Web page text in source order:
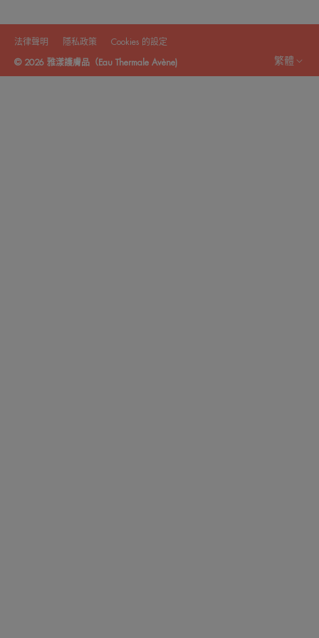
法律聲明 隱私政策 Cookies 的設定
© 2026 雅漾護膚品（Eau Thermale Avène) 繁體